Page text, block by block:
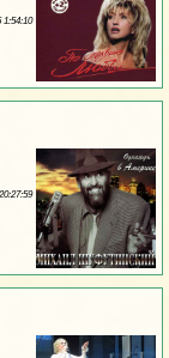
1:54:10